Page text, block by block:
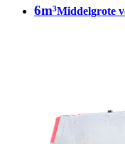
6m³Middelgrote